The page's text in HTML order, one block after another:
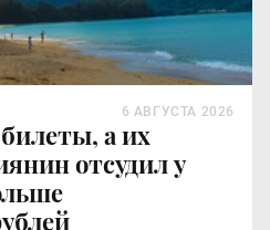
а их
отсудил у
6 АВГУСТА 2026